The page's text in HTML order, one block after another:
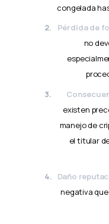
congelada
Pérdida de
no
existen
manejo de
el titular
Daño
negativa